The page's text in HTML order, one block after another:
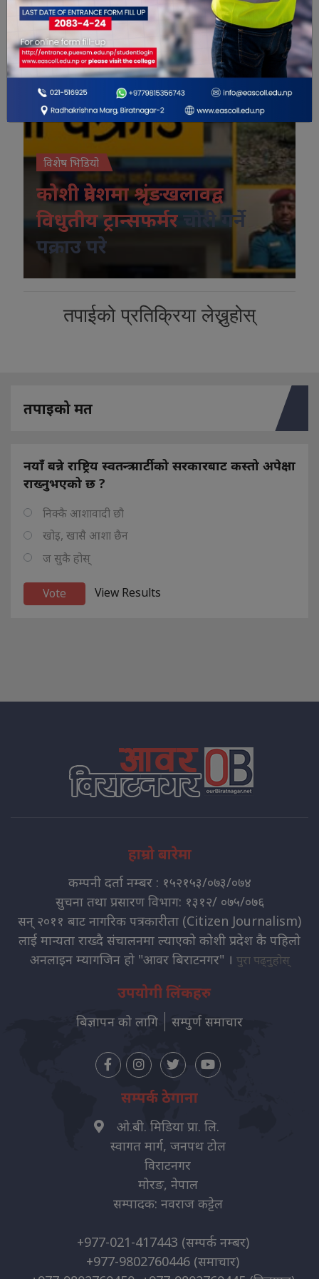
विशेष भिडियो
कोशी प्रदेशमा श्रृंङखलावद्व
विधुतीय ट्रान्सफर्मर
चोरी गर्ने
पक्राउ परे
तपाईको प्रतिक्रिया लेख्नुहोस्
तपाइको मत
नयाँ बन्ने राष्ट्रिय स्वतन्त्र पार्टीको सरकारबाट कस्तो अपेक्षा
राख्नुभएको छ ?
निक्कै आशावादी छौ
खोइ, खासै आशा छैन
ज सुकै होस्
View Results
हाम्रो बारेमा
कम्पनी दर्ता नम्बर : १५२१५३/०७३/०७४
सुचना तथा प्रसारण विभाग: १३१२/ ०७५/०७६
सन् २०११ बाट नागरिक पत्रकारीता (Citizen Journalism)
लाई मान्यता राख्दै संचालनमा ल्याएको कोशी प्रदेश कै पहिलो
अनलाइन म्यागजिन हो "आवर बिराटनगर" । पुरा पढ्नुहोस्
उपयोगी लिंकहरु
बिज्ञापन को लागि सम्पुर्ण समाचार
सम्पर्क ठेगाना
ओ.बी. मिडिया प्रा. लि.
स्वागत मार्ग, जनपथ टोल
विराटनगर
मोरङ, नेपाल
सम्पादक: नवराज कट्टेल
+977-021-417443 (सम्पर्क नम्बर)
+977-9802760446 (समाचार)